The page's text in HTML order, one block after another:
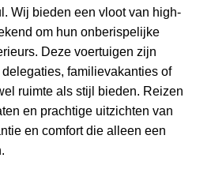
Wij bieden een vloot van high-
om hun onberispelijke
Deze voertuigen zijn
familievakanties of
ruimte als stijl bieden. Reizen
en prachtige uitzichten van
en comfort die alleen een